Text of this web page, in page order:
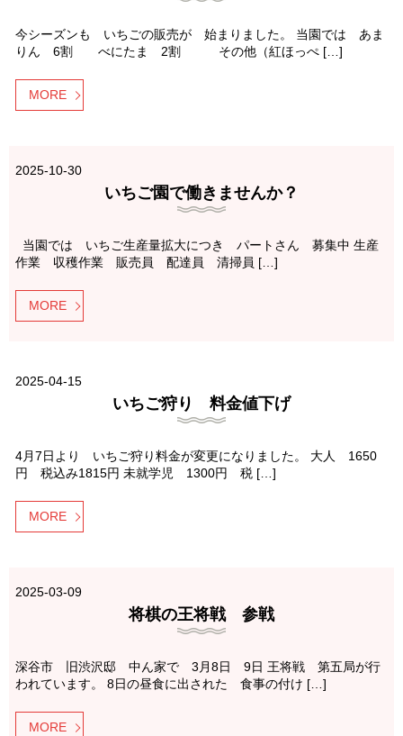
今シーズンも いちごの販売が 始まりました。 当園では あま
りん 6割 べにたま 2割 その他（紅ほっぺ […]
MORE
2025-10-30
いちご園で働きませんか？
当園では いちご生産量拡大につき パートさん 募集中 生産
作業 収穫作業 販売員 配達員 清掃員 […]
MORE
2025-04-15
いちご狩り 料金値下げ
4月7日より いちご狩り料金が変更になりました。 大人 1650
円 税込み1815円 未就学児 1300円 税 […]
MORE
2025-03-09
将棋の王将戦 参戦
深谷市 旧渋沢邸 中ん家で 3月8日 9日 王将戦 第五局が行
われています。 8日の昼食に出された 食事の付け […]
MORE